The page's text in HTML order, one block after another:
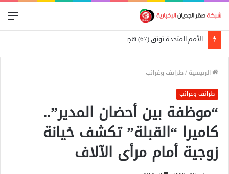
الأمم المتحدة توثق (67) هجومًا على المدارس في السودان
الرئيسية / طرائف وغرائب
طرائف وغرائب
“موظفة بين أحضان المدير”..
كاميرا “القبلة” تكشف خيانة
زوجية أمام مرأى الآلاف